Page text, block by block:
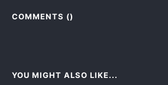
COMMENTS ()
YOU MIGHT ALSO LIKE...